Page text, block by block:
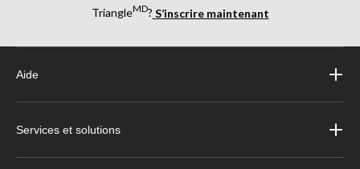
TriangleMD? S’inscrire maintenant
Aide
Services et solutions